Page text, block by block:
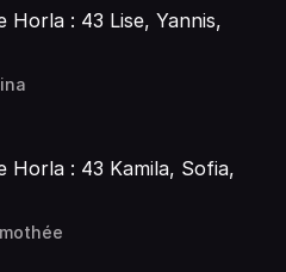
Horla : 43 Lise, Yannis,
Horla : 43 Kamila, Sofia,